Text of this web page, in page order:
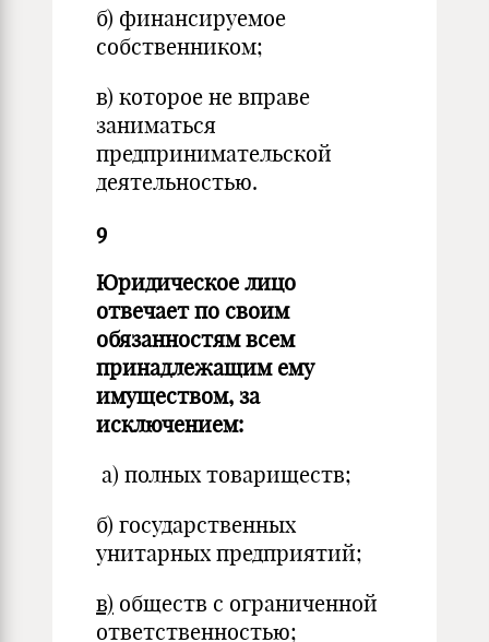
б) финансируемое
собственником;
в) которое не вправе
заниматься
предпринимательской
деятельностью.
9
Юридическое лицо
отвечает по своим
обязанностям всем
принадлежащим ему
имуществом, за
исключением:
а) полных товариществ;
б) государственных
унитарных предприятий;
в) обществ с ограниченной
ответственностью;